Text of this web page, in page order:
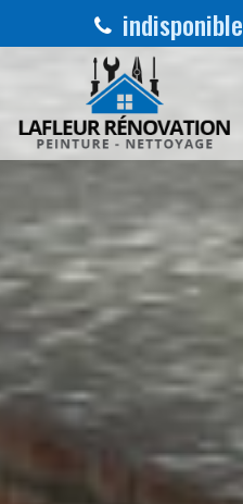
indisponible